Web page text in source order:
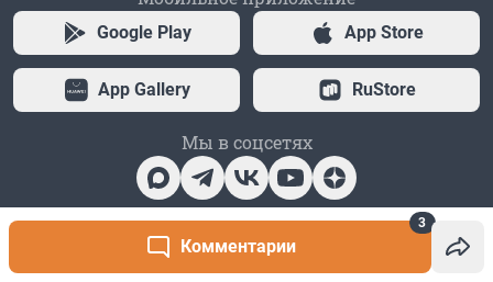
Комментарии
3